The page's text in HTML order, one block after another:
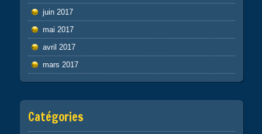
juin 2017
mai 2017
avril 2017
mars 2017
Catégories